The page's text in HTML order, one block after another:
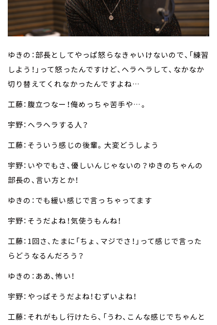
ゆきの：部長としてやっぱ怒らなきゃいけないので、「練習
しよう！」って怒ったんですけど、ヘラヘラして、なかなか
切り替えてくれなかったんですよね…
工藤：腹立つなー！俺めっちゃ苦手や…。
宇野：ヘラヘラする人？
工藤：そういう感じの後輩。大変どうしよう
宇野：いやでもさ、優しいんじゃないの？ゆきのちゃんの
部長の、言い方とか！
ゆきの：でも緩い感じで言っちゃってます
宇野：そうだよね！気使うもんね！
工藤：1回さ、たまに「ちょ、マジでさ！」って感じで言った
らどうなるんだろう？
ゆきの：ああ、怖い！
宇野：やっぱそうだよね！むずいよね！
工藤：それがもし行けたら、「うわ、こんな感じでちゃんと